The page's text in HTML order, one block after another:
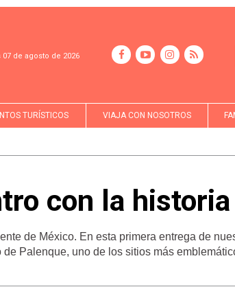
07 de agosto de 2026
TURÍSTICOS VIAJA CON NOSOTROS
con la historia
de México. En esta primera entrega de
Palenque, uno de los sitios más